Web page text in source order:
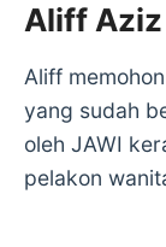
Aliff
Aliff
yang sudah
oleh JAWI
pelakon